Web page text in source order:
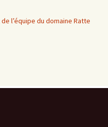
l’équipe du domaine Ratte